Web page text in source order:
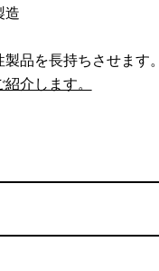
造
品を長持ちさせます。
介します。